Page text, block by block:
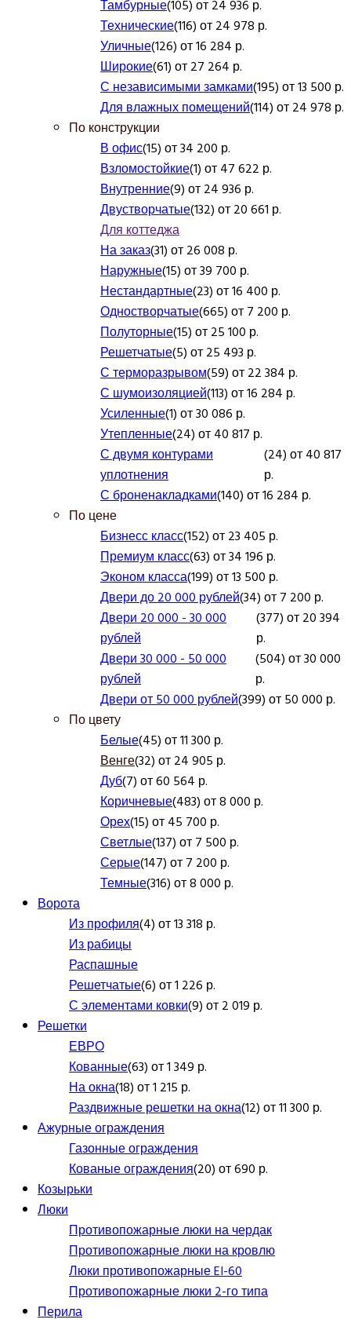
Тамбурные(105) от 24 936 р.
Технические(116) от 24 978 р.
Уличные(126) от 16 284 р.
Широкие(61) от 27 264 р.
С независимыми замками(195) от 13 500 р.
Для влажных помещений(114) от 24 978 р.
По конструкции
В офис(15) от 34 200 р.
Взломостойкие(1) от 47 622 р.
Внутренние(9) от 24 936 р.
Двустворчатые(132) от 20 661 р.
Для коттеджа
На заказ(31) от 26 008 р.
Наружные(15) от 39 700 р.
Нестандартные(23) от 16 400 р.
Одностворчатые(665) от 7 200 р.
Полуторные(15) от 25 100 р.
Решетчатые(5) от 25 493 р.
С терморазрывом(59) от 22 384 р.
С шумоизоляцией(113) от 16 284 р.
Усиленные(1) от 30 086 р.
Утепленные(24) от 40 817 р.
С двумя контурами
уплотнения
(24) от 40 817
р.
С броненакладками(140) от 16 284 р.
По цене
Бизнесс класс(152) от 23 405 р.
Премиум класс(63) от 34 196 р.
Эконом класса(199) от 13 500 р.
Двери до 20 000 рублей(34) от 7 200 р.
Двери 20 000 - 30 000
рублей
(377) от 20 394
р.
Двери 30 000 - 50 000
рублей
(504) от 30 000
р.
Двери от 50 000 рублей(399) от 50 000 р.
По цвету
Белые(45) от 11 300 р.
Венге(32) от 24 905 р.
Дуб(7) от 60 564 р.
Коричневые(483) от 8 000 р.
Орех(15) от 45 700 р.
Светлые(137) от 7 500 р.
Серые(147) от 7 200 р.
Темные(316) от 8 000 р.
Ворота
Из профиля(4) от 13 318 р.
Из рабицы
Распашные
Решетчатые(6) от 1 226 р.
С элементами ковки(9) от 2 019 р.
Решетки
ЕВРО
Кованные(63) от 1 349 р.
На окна(18) от 1 215 р.
Раздвижные решетки на окна(12) от 11 300 р.
Ажурные ограждения
Газонные ограждения
Кованые ограждения(20) от 690 р.
Козырьки
Люки
Противопожарные люки на чердак
Противопожарные люки на кровлю
Люки противопожарные EI-60
Противопожарные люки 2-го типа
Перила